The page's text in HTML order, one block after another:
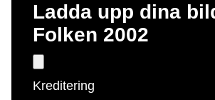
Ladda upp dina
Folken 2002
Kreditering